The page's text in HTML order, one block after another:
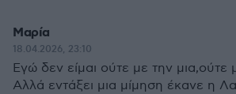
Μαρία
18.04.2026, 23:10
Εγώ δεν είμαι ούτε με την μια,ούτε
Αλλά εντάξει μια μίμηση έκανε η